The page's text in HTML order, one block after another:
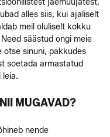
jaemüüjatest,
alles siis, kui ajaliselt
meil oluliselt kokku
säästud ongi meie
otse sinuni, pakkudes
soetada armastatud
leia.
MUGAVAD?
nende